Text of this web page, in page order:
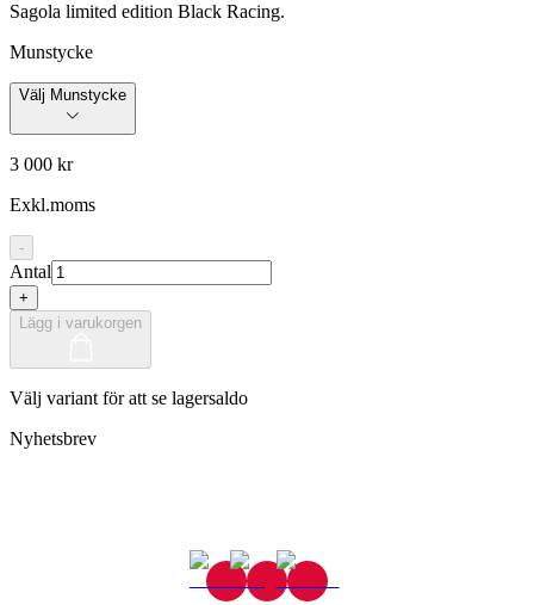
Sagola limited edition Black Racing.
Munstycke
Välj Munstycke
3 000 kr
Exkl.moms
-
Antal
+
Lägg i varukorgen
Välj variant för att se lagersaldo
Nyhetsbrev